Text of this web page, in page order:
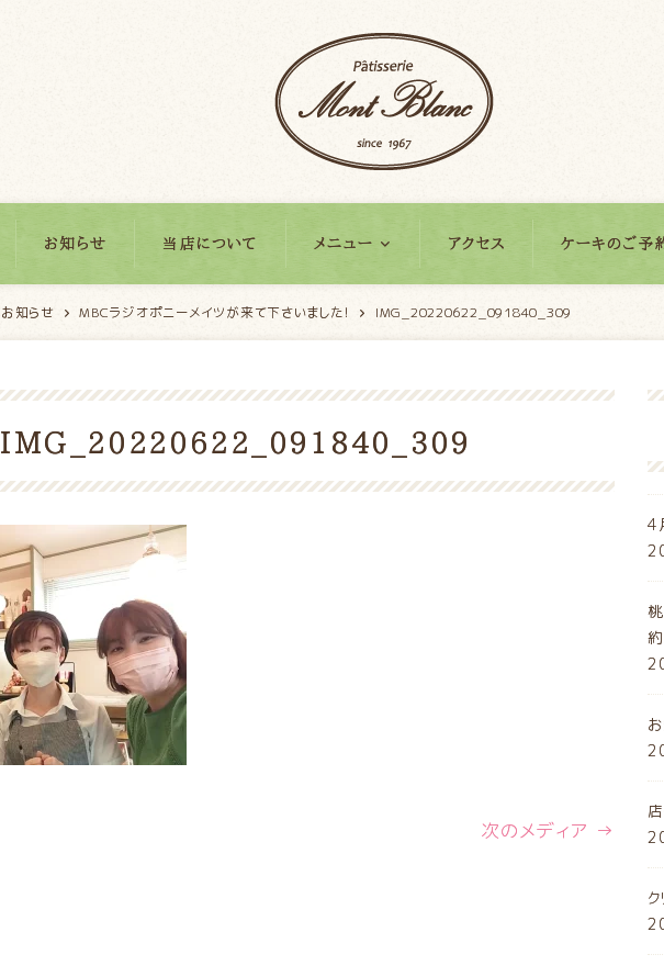
お知らせ 当店について メニュー アクセス ケーキのご予
お知らせ MBCラジオポニーメイツが来て下さいました！ IMG_20220622_091840_309
IMG_20220622_091840_309
次のメディア →
4
約